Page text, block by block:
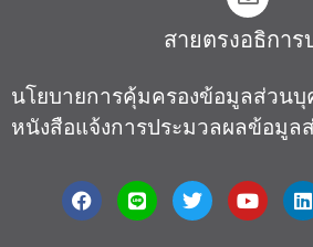
สายตรงอธิการ
นโยบายการคุ้มครองข้อมูลส่วนบุ
หนังสือแจ้งการประมวลผลข้อมูล